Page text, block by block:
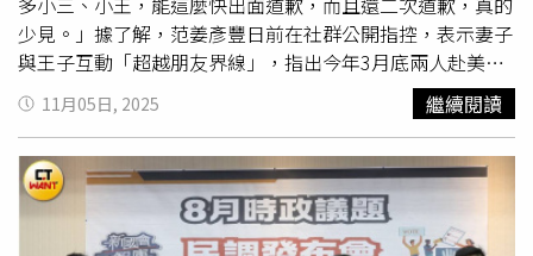
遠遠超過法定舉債上限，這不僅有違財政紀律，更對其他類
別預算有嚴重排擠作用，「難道賴總統跟國安團隊都沒有任
何考量嗎？如何能夠永續維持世代正義，來支持龐大的國防
支出？賴清德沒有說明也沒有提出可行的方案」。鄭麗文批
評，堂堂中華民國的元首對於如此重大的國家政策，竟然沒
有向全民報告，沒有跟國會說明，不經專業討論，沒有針對
可行性進行評估，就直接投書外國媒體，這項投書顯然不是
向台灣主人報告，如此自貶身價、自毀國格令人難以接受。
少見。」據了解，范姜彥豐日前在社群公開指控，表示妻子
與王子互動「超越朋友界線」，指出今年3月底兩人赴美旅
遊返台後，妻子態度明顯轉變，甚至傳出「人未離婚就搬進
王子家」的消息。消息曝光後，引起各界熱議，甚至有媒體
報導指出，范姜彥豐早已委託徵信社蒐證，疑似掌握文字、
照片及影片等證據，甚至傳出兩人「裸體擁抱照」外流。面
對風波，王子4日在社群平台發出長文道歉，開頭寫下「對
不起，錯就是錯，沒有任何理由跟藉口」，坦言自己確實做
11月05日, 2025 繼續閱讀